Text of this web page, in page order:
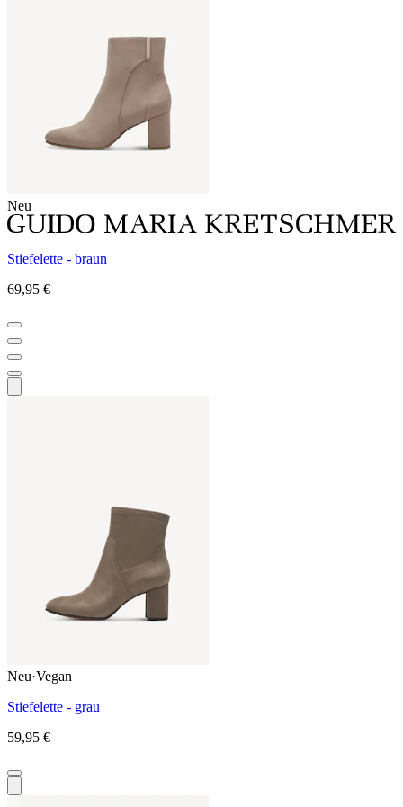
Neu
Stiefelette - braun
69,95 €
Neu·Vegan
Stiefelette - grau
59,95 €